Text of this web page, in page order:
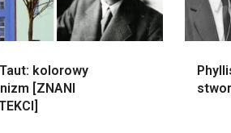
kolorowy
[ZNANI